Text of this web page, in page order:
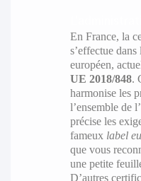
En France, la
s’effectue
européen,
UE 2018/848.
harmonise les
l’ensemble de
précise les
fameux label
que vous
une petite
D’autres